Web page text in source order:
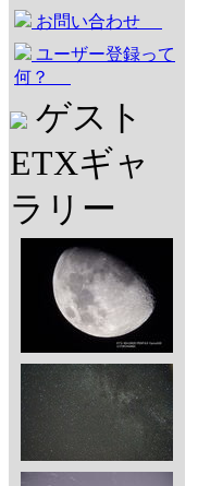
お問い合わせ
ユーザー登録って
何？
ゲスト
ETXギャ
ラリー